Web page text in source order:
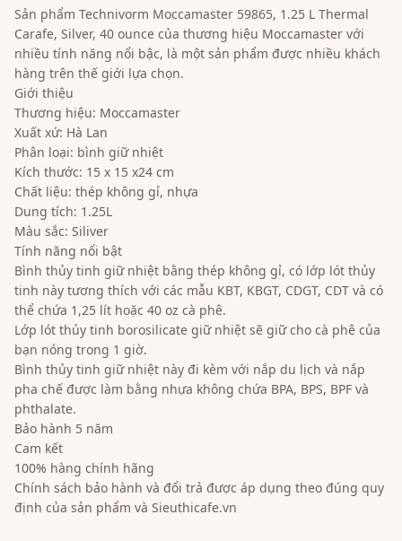
Sản phẩm Technivorm Moccamaster 59865, 1.25 L Thermal
Carafe, Silver, 40 ounce của thương hiệu Moccamaster với
nhiều tính năng nổi bậc, là một sản phẩm được nhiều khách
hàng trên thế giới lựa chọn.
Giới thiệu
Thương hiệu: Moccamaster
Xuất xứ: Hà Lan
Phân loại: bình giữ nhiệt
Kích thước: 15 x 15 x24 cm
Chất liệu: thép không gỉ, nhựa
Dung tích: 1.25L
Màu sắc: Siliver
Tính năng nổi bật
Bình thủy tinh giữ nhiệt bằng thép không gỉ, có lớp lót thủy
tinh này tương thích với các mẫu KBT, KBGT, CDGT, CDT và có
thể chứa 1,25 lít hoặc 40 oz cà phê.
Lớp lót thủy tinh borosilicate giữ nhiệt sẽ giữ cho cà phê của
bạn nóng trong 1 giờ.
Bình thủy tinh giữ nhiệt này đi kèm với nắp du lịch và nắp
pha chế được làm bằng nhựa không chứa BPA, BPS, BPF và
phthalate.
Bảo hành 5 năm
Cam kết
100% hàng chính hãng
Chính sách bảo hành và đổi trả được áp dụng theo đúng quy
định của sản phẩm và Sieuthicafe.vn